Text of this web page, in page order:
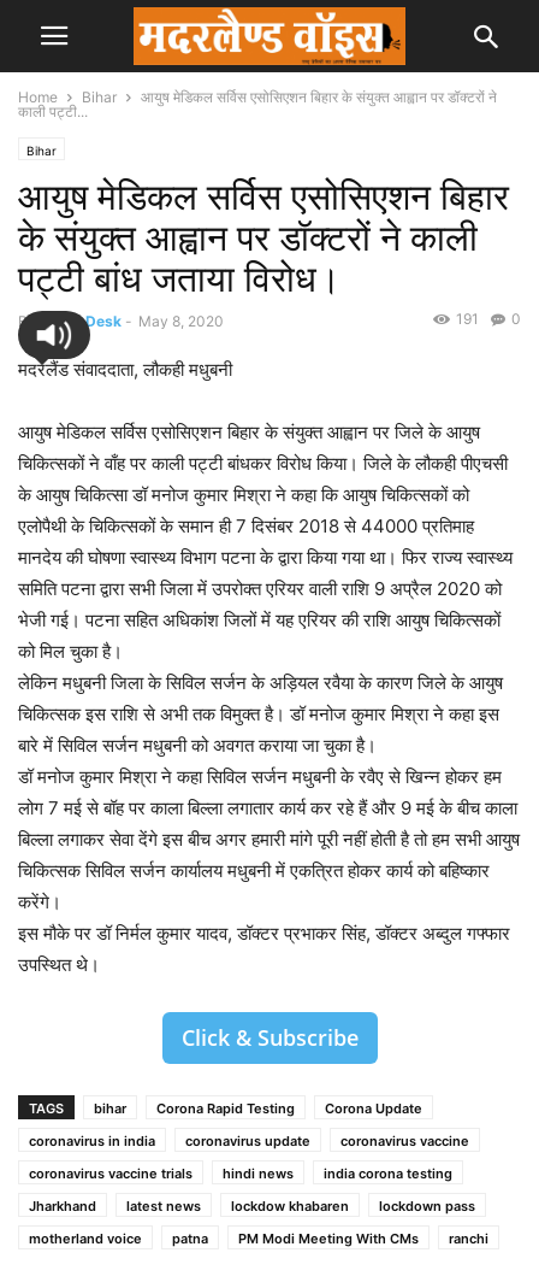
Home Bihar
आयुष मेडिकल सर्विस एसोसिएशन बिहार के संयुक्त आह्वान पर डॉक्टरों ने
काली पट्टी...
Bihar
आयुष मेडिकल सर्विस एसोसिएशन बिहार
के संयुक्त आह्वान पर डॉक्टरों ने काली
पट्टी बांध जताया विरोध।
By News Desk - May 8, 2020 0
191
मदरलैंड संवाददाता, लौकही मधुबनी
आयुष मेडिकल सर्विस एसोसिएशन बिहार के संयुक्त आह्वान पर जिले के आयुष
चिकित्सकों ने वाँह पर काली पट्टी बांधकर विरोध किया। जिले के लौकही पीएचसी
के आयुष चिकित्सा डॉ मनोज कुमार मिश्रा ने कहा कि आयुष चिकित्सकों को
एलोपैथी के चिकित्सकों के समान ही 7 दिसंबर 2018 से 44000 प्रतिमाह
मानदेय की घोषणा स्वास्थ्य विभाग पटना के द्वारा किया गया था। फिर राज्य स्वास्थ्य
समिति पटना द्वारा सभी जिला में उपरोक्त एरियर वाली राशि 9 अप्रैल 2020 को
भेजी गई। पटना सहित अधिकांश जिलों में यह एरियर की राशि आयुष चिकित्सकों
को मिल चुका है।
लेकिन मधुबनी जिला के सिविल सर्जन के अड़ियल रवैया के कारण जिले के आयुष
चिकित्सक इस राशि से अभी तक विमुक्त है। डॉ मनोज कुमार मिश्रा ने कहा इस
बारे में सिविल सर्जन मधुबनी को अवगत कराया जा चुका है।
डॉ मनोज कुमार मिश्रा ने कहा सिविल सर्जन मधुबनी के रवैए से खिन्न होकर हम
लोग 7 मई से बॉह पर काला बिल्ला लगातार कार्य कर रहे हैं और 9 मई के बीच काला
बिल्ला लगाकर सेवा देंगे इस बीच अगर हमारी मांगे पूरी नहीं होती है तो हम सभी आयुष
चिकित्सक सिविल सर्जन कार्यालय मधुबनी में एकत्रित होकर कार्य को बहिष्कार
करेंगे।
इस मौके पर डॉ निर्मल कुमार यादव, डॉक्टर प्रभाकर सिंह, डॉक्टर अब्दुल गफ्फार
उपस्थित थे।
Click & Subscribe
TAGS bihar Corona Rapid Testing
Corona Update
coronavirus in india
coronavirus update
coronavirus vaccine
coronavirus vaccine trials
hindi news
india corona testing
Jharkhand
latest news lockdow khabaren
lockdown pass
motherland voice
patna PM Modi Meeting With CMs ranchi